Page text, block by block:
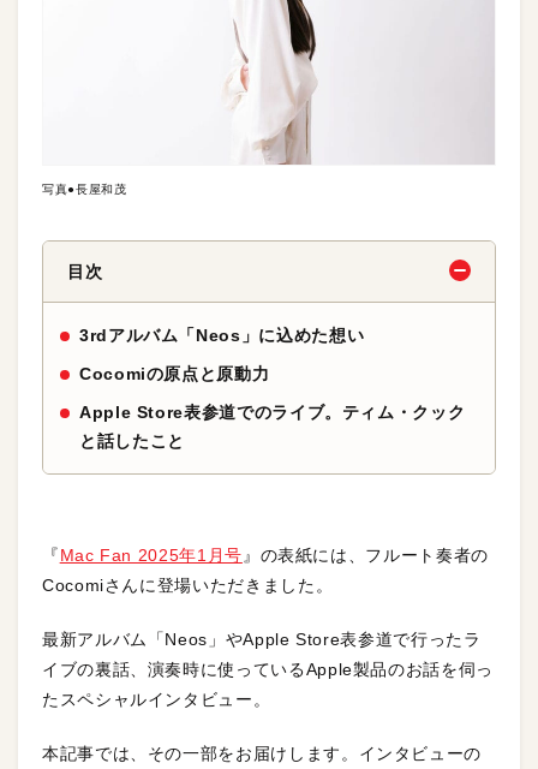
写真●長屋和茂
目次
3rdアルバム「Neos」に込めた想い
Cocomiの原点と原動力
Apple Store表参道でのライブ。ティム・クック
と話したこと
『Mac Fan 2025年1月号 』の表紙には、フルート奏者の
Cocomiさんに登場いただきました。
最新アルバム「Neos」やApple Store表参道で行ったラ
イブの裏話、演奏時に使っているApple製品のお話を伺っ
たスペシャルインタビュー。
本記事では、その一部をお届けします。インタビューの